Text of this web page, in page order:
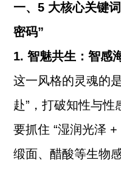
一、5 大核心关键
密码”
1. 智魅共生：智感
这一风格的灵魂的
赴”，打破知性与
要抓住 “湿润光泽
缎面、醋酸等生物